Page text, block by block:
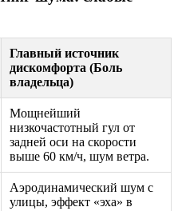
Главный источник
дискомфорта (Боль
владельца)
Мощнейший
низкочастотный гул от
задней оси на скорости
выше 60 км/ч, шум ветра.
Аэродинамический шум с
улицы, эффект «эха» в